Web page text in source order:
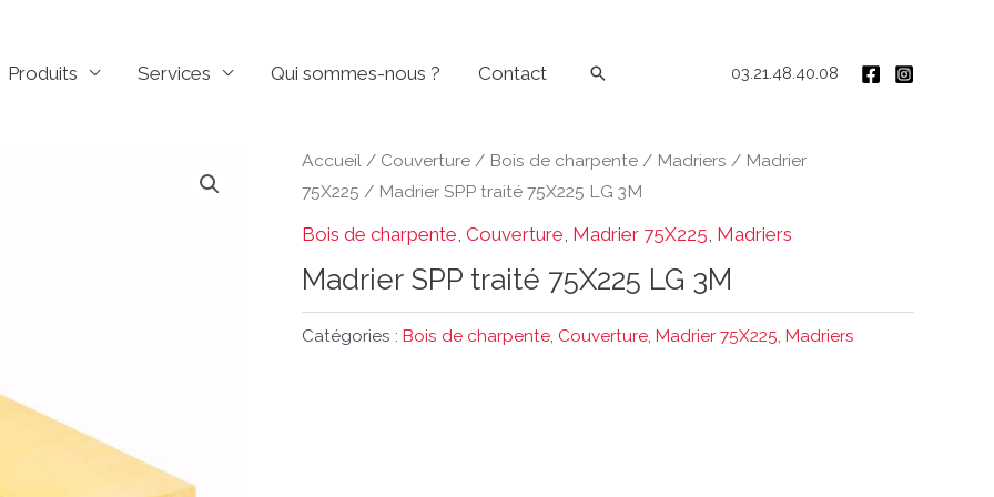
Produits Services Qui sommes-nous ? Contact Rechercher 03.21.48.40.08
Accueil / Couverture / Bois de charpente / Madriers / Madrier
75X225 / Madrier SPP traité 75X225 LG 3M
Bois de charpente Couverture Madrier 75X225 Madriers
Madrier SPP traité 75X225 LG 3M
Catégories : Bois de charpente, Couverture, Madrier 75X225, Madriers